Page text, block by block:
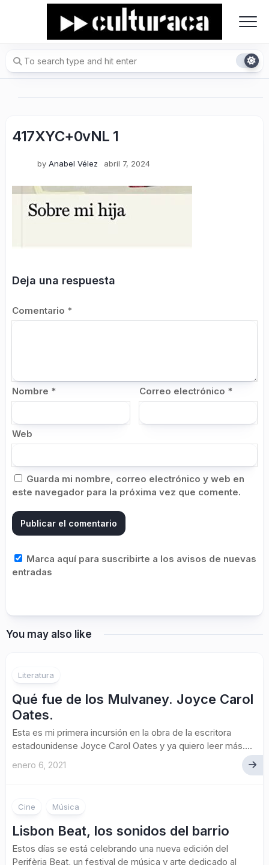
417XYC+0vNL 1
by Anabel Vélez abril 7, 2024
Deja una respuesta
Comentario *
Nombre * Correo electrónico *
Web
Guarda mi nombre, correo electrónico y web en
este navegador para la próxima vez que comente.
Marca aquí para suscribirte a los avisos de nuevas
entradas
You may also like
Literatura
Qué fue de los Mulvaney. Joyce Carol
Oates.
Esta es mi primera incursión en la obra de la escritora
estadounidense Joyce Carol Oates y ya quiero leer más....
enero 6, 2021
Cine Música
Lisbon Beat, los sonidos del barrio
Estos días se está celebrando una nueva edición del
Perifèria Beat, un festival de música y arte dedicado al